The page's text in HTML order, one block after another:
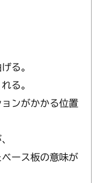
る。
る。
ンがかかる位置
ース板の意味が